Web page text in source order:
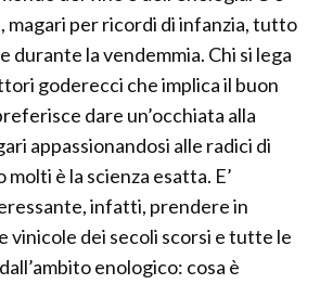
magari per ricordi di infanzia, tutto
durante la vendemmia. Chi si lega
goderecci che implica il buon
dare un’occhiata alla
appassionandosi alle radici di
è la scienza esatta. E’
infatti, prendere in
vinicole dei secoli scorsi e tutte le
enologico: cosa è